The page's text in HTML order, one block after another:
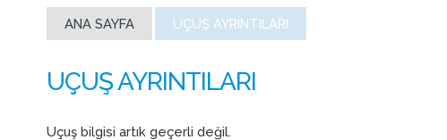
ANA SAYFA UÇUŞ AYRINTILARI
Uçuş bilgisi artık geçerli değil.